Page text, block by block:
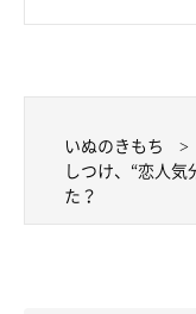
いぬのきもち
しつけ、“恋人
た？